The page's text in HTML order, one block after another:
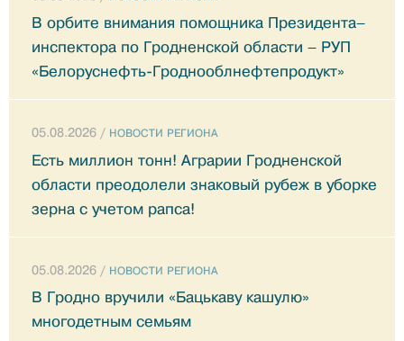
В орбите внимания помощника Президента–
инспектора по Гродненской области – РУП
«Белоруснефть-Гроднооблнефтепродукт»
05.08.2026 / НОВОСТИ РЕГИОНА
Есть миллион тонн! Аграрии Гродненской
области преодолели знаковый рубеж в уборке
зерна с учетом рапса!
05.08.2026 / НОВОСТИ РЕГИОНА
В Гродно вручили «Бацькаву кашулю»
многодетным семьям